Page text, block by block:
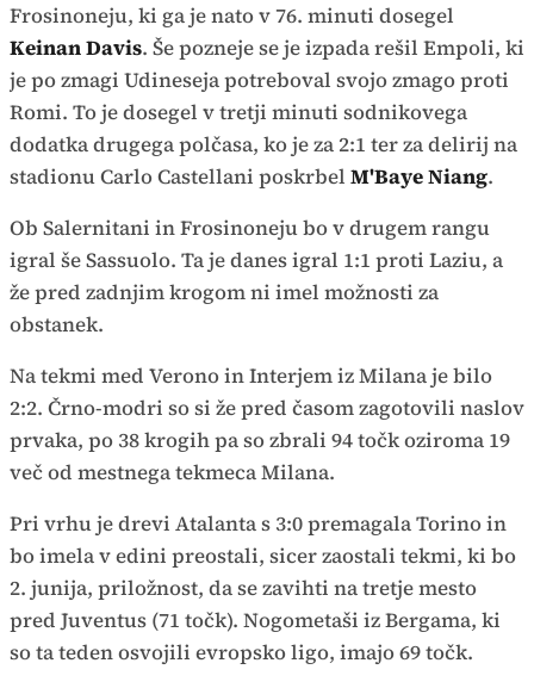
Frosinoneju, ki ga je nato v 76. minuti dosegel
Keinan Davis. Še pozneje se je izpada rešil Empoli, ki
je po zmagi Udineseja potreboval svojo zmago proti
Romi. To je dosegel v tretji minuti sodnikovega
dodatka drugega polčasa, ko je za 2:1 ter za delirij na
stadionu Carlo Castellani poskrbel M'Baye Niang.
Ob Salernitani in Frosinoneju bo v drugem rangu
igral še Sassuolo. Ta je danes igral 1:1 proti Laziu, a
že pred zadnjim krogom ni imel možnosti za
obstanek.
Na tekmi med Verono in Interjem iz Milana je bilo
2:2. Črno-modri so si že pred časom zagotovili naslov
prvaka, po 38 krogih pa so zbrali 94 točk oziroma 19
več od mestnega tekmeca Milana.
Pri vrhu je drevi Atalanta s 3:0 premagala Torino in
bo imela v edini preostali, sicer zaostali tekmi, ki bo
2. junija, priložnost, da se zavihti na tretje mesto
pred Juventus (71 točk). Nogometaši iz Bergama, ki
so ta teden osvojili evropsko ligo, imajo 69 točk.